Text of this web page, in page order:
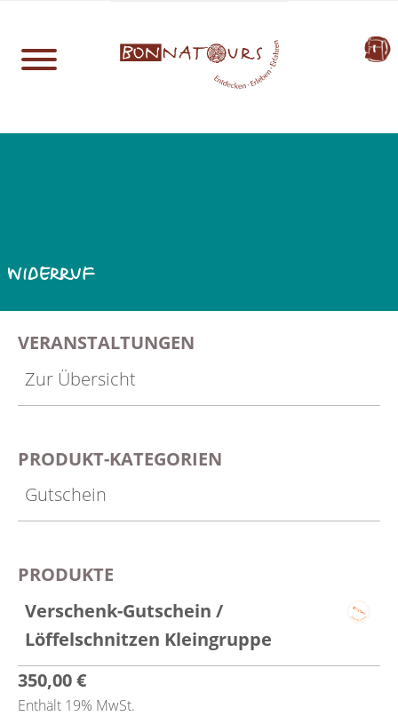
WIDERRUF
VERANSTALTUNGEN
Zur Übersicht
PRODUKT-KATEGORIEN
Gutschein
PRODUKTE
Verschenk-Gutschein /
Löffelschnitzen Kleingruppe
350,00€
Enthält 19% MwSt.